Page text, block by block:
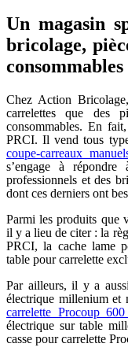
Un magasin
bricolage,
consommables
Chez Action
carrelettes que des
consommables. En
PRCI. Il vend tous
coupe-carreaux
s’engage à répondre
professionnels et des
dont ces derniers ont
Parmi les produits que
il y a lieu de citer : la
PRCI, la cache lame
table pour carrelette
Par ailleurs, il y a
électrique millenium et
carrelette Procoup
électrique sur table
casse pour carrelette